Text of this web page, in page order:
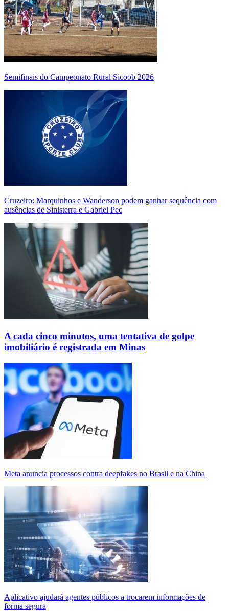
Semifinais do Campeonato Rural Sicoob 2026
Cruzeiro: Marquinhos e Wanderson podem ganhar sequência com
ausências de Sinisterra e Gabriel Pec
A cada cinco minutos, uma tentativa de golpe
imobiliário é registrada em Minas
Meta anuncia processos contra deepfakes no Brasil e na China
Aplicativo ajudará agentes públicos a trocarem informações de
forma segura